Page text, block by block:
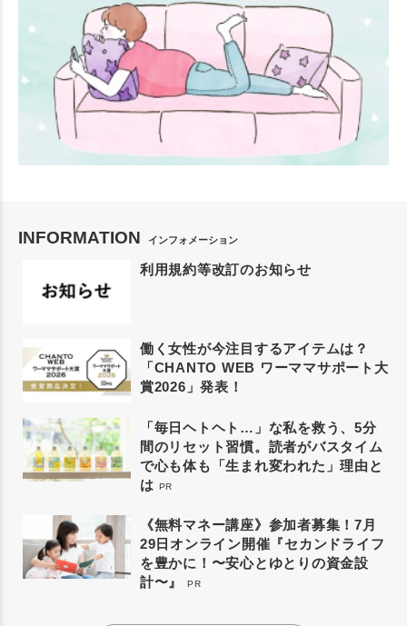
INFORMATION インフォメーション
利用規約等改訂のお知らせ
働く女性が今注目するアイテムは？
「CHANTO WEB ワーママサポート大
賞2026」発表！
「毎日ヘトヘト…」な私を救う、5分
間のリセット習慣。読者がバスタイム
で心も体も「生まれ変われた」理由と
は
PR
《無料マネー講座》参加者募集！7月
29日オンライン開催『セカンドライフ
を豊かに！〜安心とゆとりの資金設
計〜』
PR